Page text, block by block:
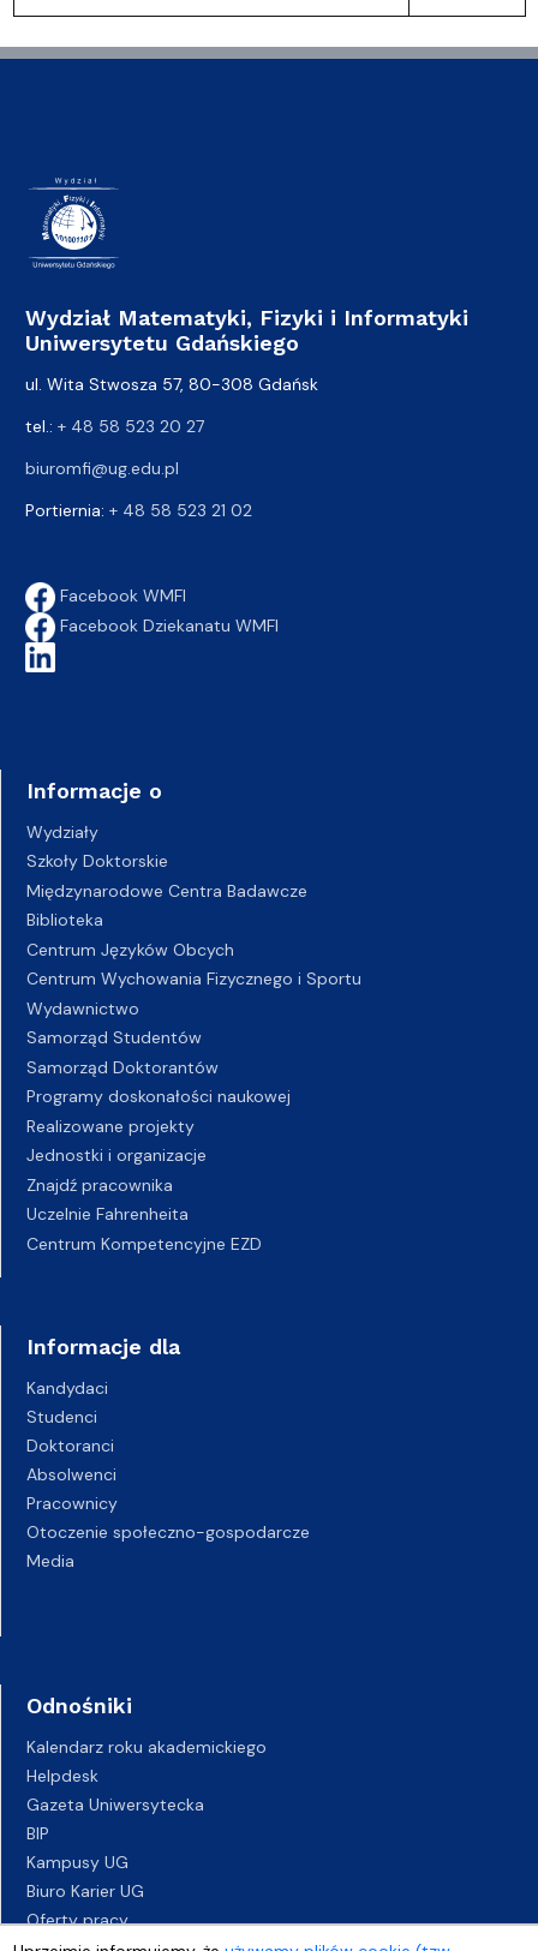
Wydział Matematyki, Fizyki i Informatyki
Uniwersytetu Gdańskiego
ul. Wita Stwosza 57, 80-308 Gdańsk
tel.: + 48 58 523 20 27
biuromfi@ug.edu.pl
Portiernia: + 48 58 523 21 02
Facebook WMFI
Facebook Dziekanatu WMFI
Informacje o
Wydziały
Szkoły Doktorskie
Międzynarodowe Centra Badawcze
Biblioteka
Centrum Języków Obcych
Centrum Wychowania Fizycznego i Sportu
Wydawnictwo
Samorząd Studentów
Samorząd Doktorantów
Programy doskonałości naukowej
Realizowane projekty
Jednostki i organizacje
Znajdź pracownika
Uczelnie Fahrenheita
Centrum Kompetencyjne EZD
Informacje dla
Kandydaci
Studenci
Doktoranci
Absolwenci
Pracownicy
Otoczenie społeczno-gospodarcze
Media
Odnośniki
Kalendarz roku akademickiego
Helpdesk
Gazeta Uniwersytecka
BIP
Kampusy UG
Biuro Karier UG
Oferty pracy